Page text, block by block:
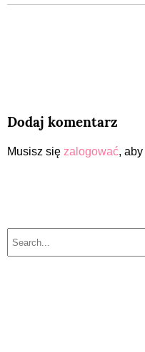
Dodaj komentarz
Musisz się zalogować,